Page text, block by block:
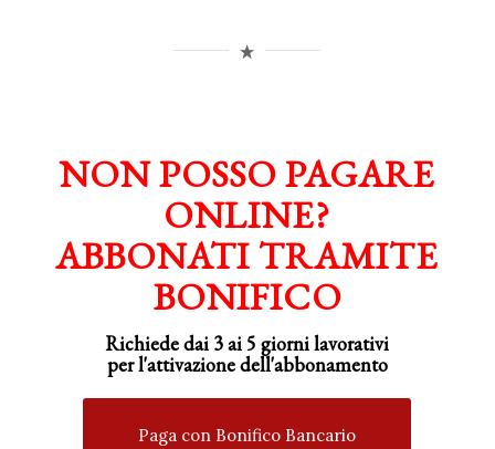
NON POSSO PAGARE
ONLINE?
ABBONATI TRAMITE
BONIFICO
Richiede dai 3 ai 5 giorni lavorativi
perl'attivazionedell'abbonamento
Paga con Bonifico Bancario